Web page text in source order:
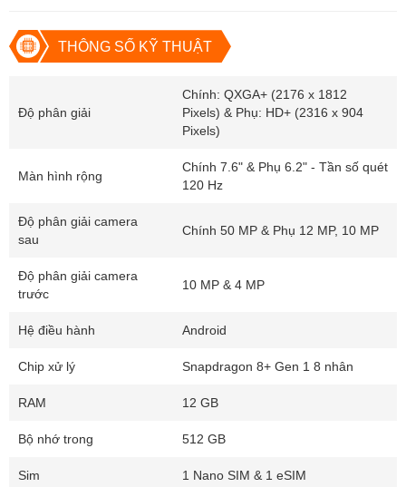
Samsung Galaxy Z Fold 4 5G Cũ thiết kế
chắc chắn, mỏng nhẹ
hạn chế là máy không có khe cắm bút, nên các bạn có thể cài vào
giống như Z Fold 3, đó là màu Xám, Đen và Kem.
THÔNG SỐ KỸ THUẬT
Độ phân giải
Chính: QXGA+ (2176 x 1812
Pixels) & Phụ: HD+ (2316 x 904
Pixels)
Màn hình rộng
Chính 7.6" & Phụ 6.2" - Tần số quét
120 Hz
Độ phân giải camera
sau
Chính 50 MP & Phụ 12 MP, 10 MP
Độ phân giải camera
trước
10 MP & 4 MP
Hệ điều hành Android
Chip xử lý Snapdragon 8+ Gen 1 8 nhân
RAM 12 GB
Bộ nhớ trong 512 GB
Sim 1 Nano SIM & 1 eSIM